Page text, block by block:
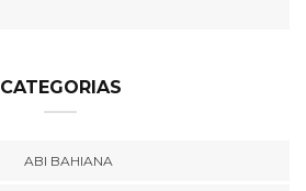
CATEGORIAS
ABI BAHIANA